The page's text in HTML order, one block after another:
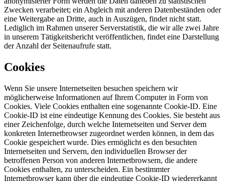
Zwecken verarbeitet; ein Abgleich mit anderen Datenbeständen oder
eine Weitergabe an Dritte, auch in Auszügen, findet nicht statt.
Lediglich im Rahmen unserer Serverstatistik, die wir alle zwei Jahre
in unserem Tätigkeitsbericht veröffentlichen, findet eine Darstellung
der Anzahl der Seitenaufrufe statt.
Cookies
Wenn Sie unsere Internetseiten besuchen speichern wir
möglicherweise Informationen auf Ihrem Computer in Form von
Cookies. Viele Cookies enthalten eine sogenannte Cookie-ID. Eine
Cookie-ID ist eine eindeutige Kennung des Cookies. Sie besteht aus
einer Zeichenfolge, durch welche Internetseiten und Server dem
konkreten Internetbrowser zugeordnet werden können, in dem das
Cookie gespeichert wurde. Dies ermöglicht es den besuchten
Internetseiten und Servern, den individuellen Browser der
betroffenen Person von anderen Internetbrowsern, die andere
Cookies enthalten, zu unterscheiden. Ein bestimmter
Internetbrowser kann über die eindeutige Cookie-ID wiedererkannt